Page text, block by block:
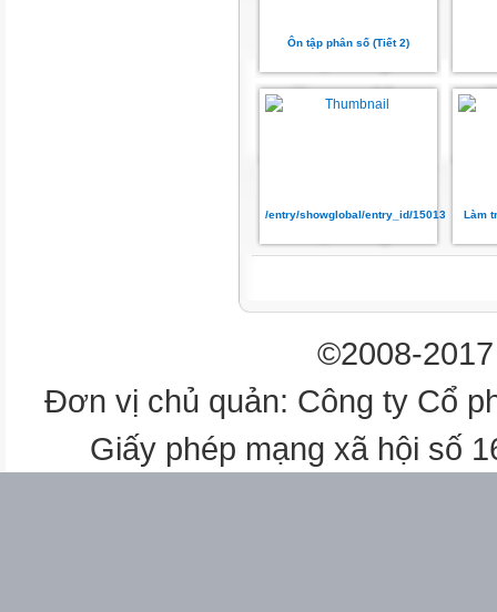
7,88
7 880
5,87
0,587
70
Ôn tập phân số (Tiết 2)
/entry/showglobal/entry_id/15013850Làm
©2008-
Đơn vị chủ quản: Công ty Cổ
Giấy phép mạng xã hội số